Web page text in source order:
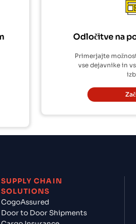
Odločitve na
Primerjajte
vse dejavnike in
SUPPLY CHAIN
SOLUTIONS
CogoAssured
Door to Door Shipments